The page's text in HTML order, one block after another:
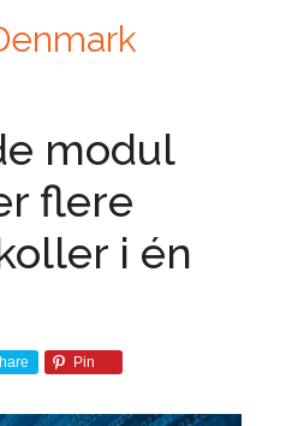
modul
flere
i én
Pin